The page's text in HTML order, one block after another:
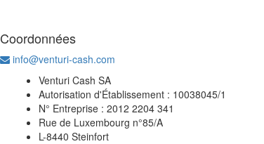
Coordonnées
info@venturi-cash.com
Venturi Cash SA
Autorisation d'Établissement : 10038045/1
N° Entreprise : 2012 2204 341
Rue de Luxembourg n°85/A
L-8440 Steinfort